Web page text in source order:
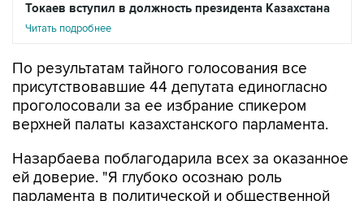
Токаев вступил в должность президента Казахстана
Читать подробнее
По результатам тайного голосования все
присутствовавшие 44 депутата единогласно
проголосовали за ее избрание спикером
верхней палаты казахстанского парламента.
Назарбаева поблагодарила всех за оказанное
ей доверие. "Я глубоко осознаю роль
парламента в политической и общественной